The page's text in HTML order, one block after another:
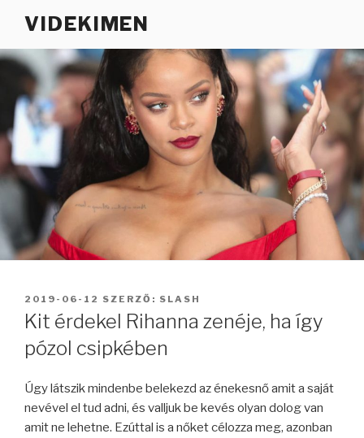
VIDEKIMEN
BEKÜLDVE:
2019-06-12 SZERZŐ: SLASH
Kit érdekel Rihanna zenéje, ha így
pózol csipkében
Úgy látszik mindenbe belekezd az énekesnő amit a saját
nevével el tud adni, és valljuk be kevés olyan dolog van
amit ne lehetne. Ezúttal is a nőket célozza meg, azonban